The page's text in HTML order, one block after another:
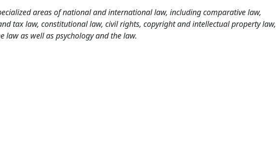
areas of national and international law, including comparative law,
tax law, constitutional law, civil rights, copyright and intellectual property law,
as well as psychology and the law.